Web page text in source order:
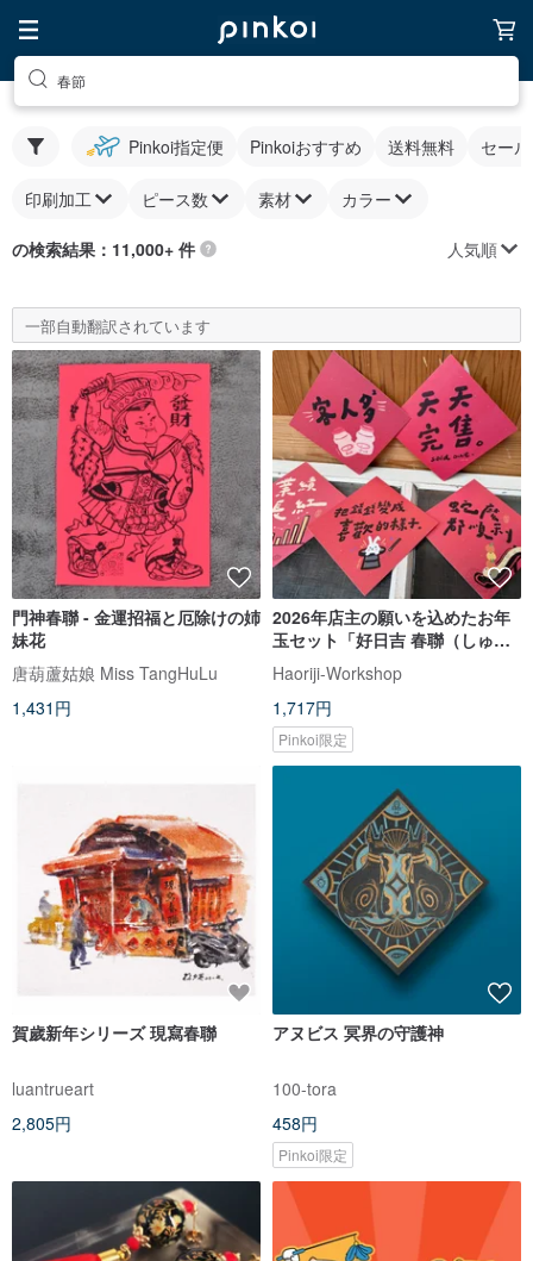
春節
Pinkoi指定便 Pinkoiおすすめ 送料無料 セー
印刷加工 ピース数 素材 カラー
の検索結果：11,000+ 件 人気順
一部自動翻訳されています
門神春聯 - 金運招福と厄除けの姉
妹花
唐葫蘆姑娘 Miss TangHuLu
1,431円
2026年店主の願いを込めたお年
玉セット「好日吉 春聯（しゅん
れん）斗方5枚組」ポストカード
にもなる
Haoriji-Workshop
1,717円
Pinkoi限定
賀歲新年シリーズ 現寫春聯
luantrueart
2,805円
アヌビス 冥界の守護神
100-tora
458円
Pinkoi限定